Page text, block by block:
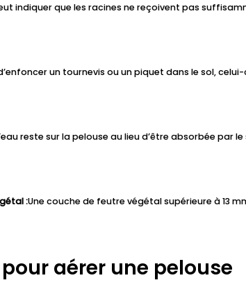
indiquer que les racines ne reçoivent pas
un tournevis ou un piquet dans le sol,
reste sur la pelouse au lieu d’être absorbée par
:Une couche de feutre végétal supérieure à 13
aérer une pelouse